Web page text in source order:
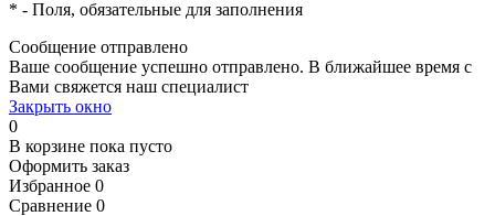
* - Поля, обязательные для заполнения
Сообщение отправлено
Ваше сообщение успешно отправлено. В ближайшее время с
Вами свяжется наш специалист
Закрыть окно
0
В корзине пока пусто
Оформить заказ
Избранное 0
Сравнение 0